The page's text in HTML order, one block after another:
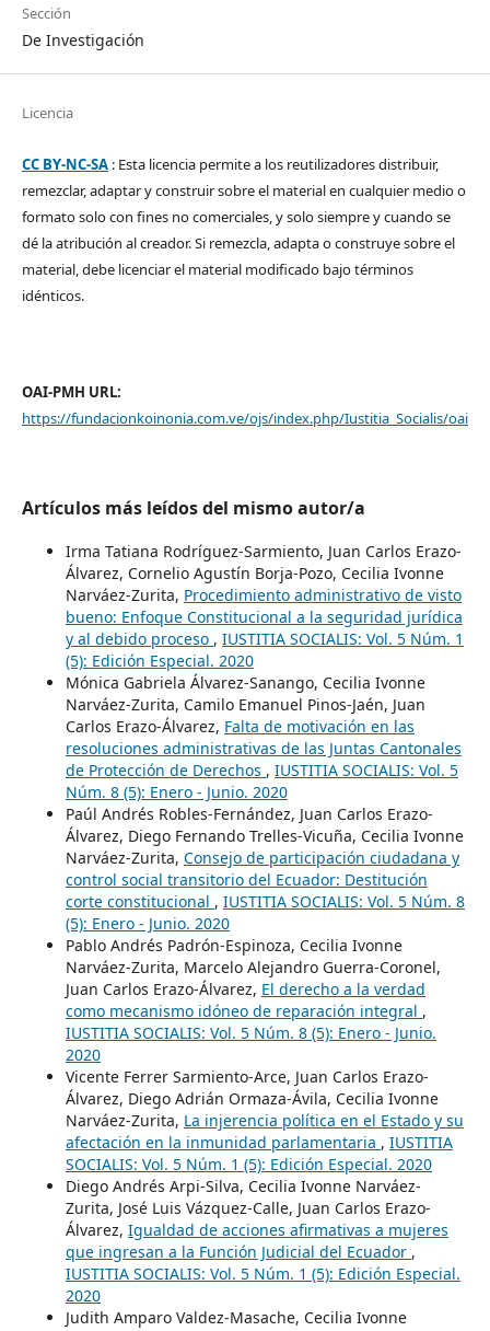
Sección
De Investigación
Licencia
CC BY-NC-SA: Esta licencia permite a los reutilizadores distribuir,
remezclar, adaptar y construir sobre el material en cualquier medio o
formato solo con fines no comerciales, y solo siempre y cuando se
dé la atribución al creador. Si remezcla, adapta o construye sobre el
material, debe licenciar el material modificado bajo términos
idénticos.
OAI-PMH URL:
https://fundacionkoinonia.com.ve/ojs/index.php/Iustitia_Socialis/oai
Artículos más leídos del mismo autor/a
Irma Tatiana Rodríguez-Sarmiento, Juan Carlos Erazo-
Álvarez, Cornelio Agustín Borja-Pozo, Cecilia Ivonne
Narváez-Zurita, Procedimiento administrativo de visto
bueno: Enfoque Constitucional a la seguridad jurídica
y al debido proceso , IUSTITIA SOCIALIS: Vol. 5 Núm. 1
(5): Edición Especial. 2020
Mónica Gabriela Álvarez-Sanango, Cecilia Ivonne
Narváez-Zurita, Camilo Emanuel Pinos-Jaén, Juan
Carlos Erazo-Álvarez, Falta de motivación en las
resoluciones administrativas de las Juntas Cantonales
de Protección de Derechos , IUSTITIA SOCIALIS: Vol. 5
Núm. 8 (5): Enero - Junio. 2020
Paúl Andrés Robles-Fernández, Juan Carlos Erazo-
Álvarez, Diego Fernando Trelles-Vicuña, Cecilia Ivonne
Narváez-Zurita, Consejo de participación ciudadana y
control social transitorio del Ecuador: Destitución
corte constitucional , IUSTITIA SOCIALIS: Vol. 5 Núm. 8
(5): Enero - Junio. 2020
Pablo Andrés Padrón-Espinoza, Cecilia Ivonne
Narváez-Zurita, Marcelo Alejandro Guerra-Coronel,
Juan Carlos Erazo-Álvarez, El derecho a la verdad
como mecanismo idóneo de reparación integral ,
IUSTITIA SOCIALIS: Vol. 5 Núm. 8 (5): Enero - Junio.
2020
Vicente Ferrer Sarmiento-Arce, Juan Carlos Erazo-
Álvarez, Diego Adrián Ormaza-Ávila, Cecilia Ivonne
Narváez-Zurita, La injerencia política en el Estado y su
afectación en la inmunidad parlamentaria , IUSTITIA
SOCIALIS: Vol. 5 Núm. 1 (5): Edición Especial. 2020
Diego Andrés Arpi-Silva, Cecilia Ivonne Narváez-
Zurita, José Luis Vázquez-Calle, Juan Carlos Erazo-
Álvarez, Igualdad de acciones afirmativas a mujeres
que ingresan a la Función Judicial del Ecuador ,
IUSTITIA SOCIALIS: Vol. 5 Núm. 1 (5): Edición Especial.
2020
Judith Amparo Valdez-Masache, Cecilia Ivonne